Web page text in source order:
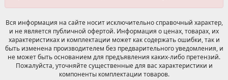
Вся информация на сайте носит исключительно справочный характер,
и не является публичной офертой. Информация о ценах, товарах, их
характеристиках и комплектации может как содержать ошибки, так и
быть изменена производителем без предварительного уведомления, и
не может быть основанием для предъявления каких-либо претензий.
Пожалуйста, уточняйте существенные для вас характеристики и
компоненты комплектации товаров.